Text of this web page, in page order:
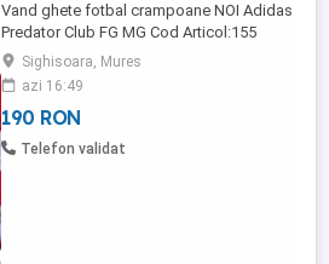
Vand ghete fotbal crampoane NOI Adidas
Predator Club FG MG Cod Articol:155
Marimi Disponibile: -41 ( FR 41 UK 71 2 US
8 )Interiorul masoara 26 cm -42 ( FR 42 ,UK
8 ,US 8 1 2 )Interiorul masoara 26,5 cm
-42,5 ( FR 42 2 3 ,UK 8 1 2 ,US 9)Interiorul
masoara 27 cm - 43 (FR 43 1 3. UK 9 .US 9
Sighisoara, Mures
azi 16:49
190 RON
Telefon validat